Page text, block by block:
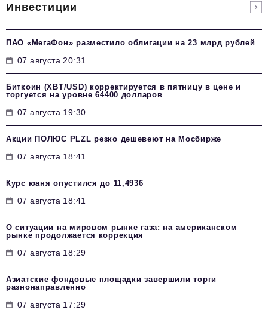
Инвестиции
ПАО «МегаФон» разместило облигации на 23 млрд рублей
07 августа 20:31
Биткоин (XBT/USD) корректируется в пятницу в цене и
торгуется на уровне 64400 долларов
07 августа 19:30
Акции ПОЛЮС PLZL резко дешевеют на Мосбирже
07 августа 18:41
Курс юаня опустился до 11,4936
07 августа 18:41
О ситуации на мировом рынке газа: на американском
рынке продолжается коррекция
07 августа 18:29
Азиатские фондовые площадки завершили торги
разнонаправленно
07 августа 17:29